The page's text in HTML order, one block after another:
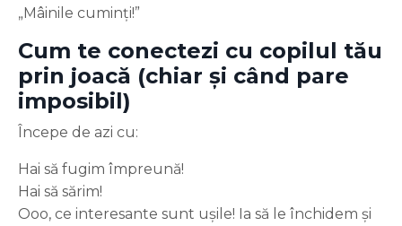
„Mâinile cuminți!”
Cum te conectezi cu copilul tău
prin joacă (chiar și când pare
imposibil)
Începe de azi cu:
Hai să fugim împreună!
Hai să sărim!
Ooo, ce interesante sunt ușile! Ia să le închidem și